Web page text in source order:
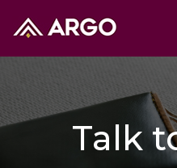
Talk